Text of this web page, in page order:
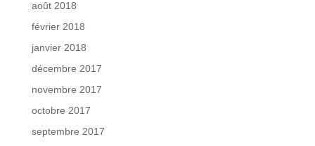
août 2018
février 2018
janvier 2018
décembre 2017
novembre 2017
octobre 2017
septembre 2017